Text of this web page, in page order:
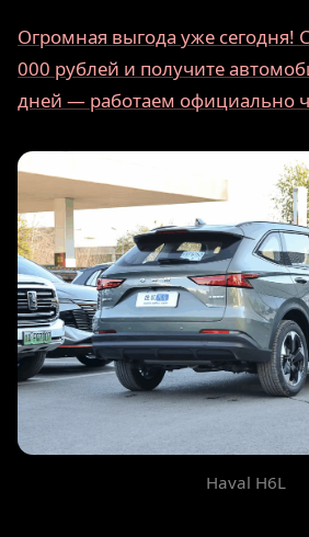
Огромная выгода уже сегодня!
000 рублей и получите
дней — работаем официально
Haval H6L